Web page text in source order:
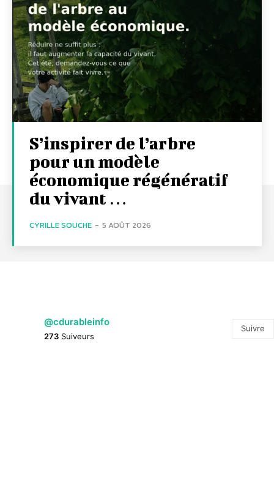
S’inspirer de l’arbre
pour un modèle
économique régénératif
du vivant …
CYRILLE SOUCHE - 5 AOÛT 2026
@cdurableinfo
273 Suiveurs
Suivre